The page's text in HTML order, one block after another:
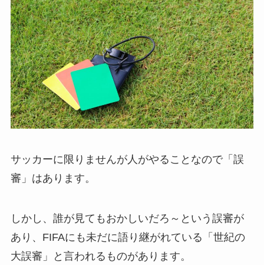
サッカーに限りませんが人がやることなので「誤
審」はあります。
しかし、誰が見てもおかしいだろ～という誤審が
あり、 FIFAにも未だに語り継がれている「世紀の
大誤審」と言われるものがあります。